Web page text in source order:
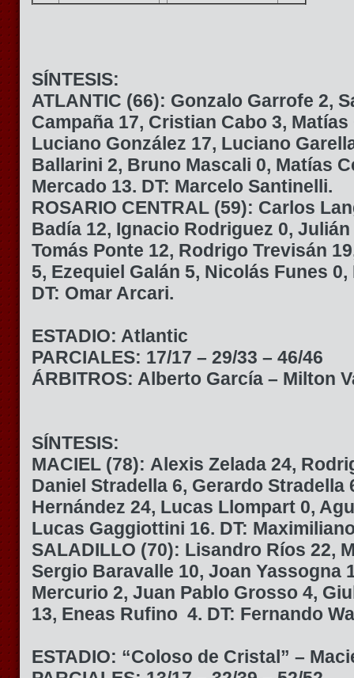
SÍNTESIS:
ATLANTIC (66): Gonzalo Garrofe 2,
Campaña 17, Cristian Cabo 3,
Luciano González 17, Luciano
Ballarini 2, Bruno Mascali 0, Matías
Mercado 13. DT: Marcelo Santinelli.
ROSARIO CENTRAL (59): Carlos
Badía 12, Ignacio Rodriguez 0, Julián
Tomás Ponte 12, Rodrigo Trevisán
5, Ezequiel Galán 5, Nicolás Funes
DT: Omar Arcari.
ESTADIO: Atlantic
PARCIALES: 17/17 – 29/33 – 46/46
ÁRBITROS: Alberto García – Milton
SÍNTESIS:
MACIEL (78): Alexis Zelada 24,
Daniel Stradella 6, Gerardo Stradella
Hernández 24, Lucas Llompart 0,
Lucas Gaggiottini 16. DT:
SALADILLO (70): Lisandro Ríos 22,
Sergio Baravalle 10, Joan Yassogna
Mercurio 2, Juan Pablo Grosso 4,
13, Eneas Rufino 4. DT: Fernando
ESTADIO: “Coloso de Cristal” –